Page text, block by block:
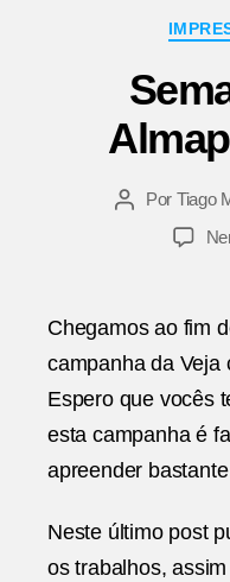
Autor
Por Tiago
Chegamos ao fim
campanha da Veja
Espero que vocês
esta campanha é
apreender
Neste último post
os trabalhos,